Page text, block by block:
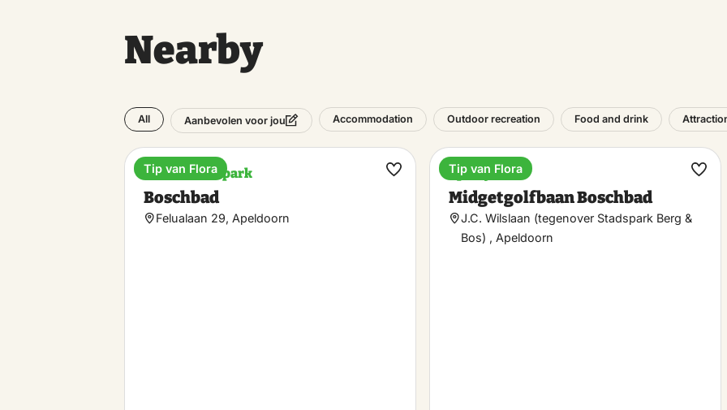
Nearby
All Aanbevolen voor jou Accommodation Outdoor recreation Food and drink
Amusement park
Boschbad
Felualaan 29, Apeldoorn
Tip van Flora
Make
Sporty
Midgetgolfbaan Boschbad
J.C. Wilslaan (tegenover Stadspark Berg &
Bos) , Apeldoorn
Tip van Flora